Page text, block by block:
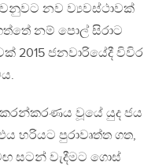
නව ව්‍යවස්ථාවක්
නම් පොල් සිරාට
2015 ජනවාරියේදී විවිර
වූයේ යුද ජය
හරියට පුරාවෘත්ත ගත,
සටන් වැදීමට ගොස්